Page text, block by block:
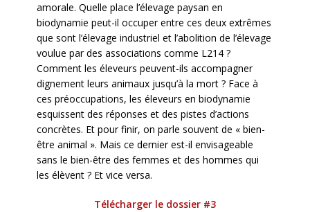
amorale. Quelle place l’élevage paysan en
biodynamie peut-il occuper entre ces deux extrêmes
que sont l’élevage industriel et l’abolition de l’élevage
voulue par des associations comme L214 ?
Comment les éleveurs peuvent-ils accompagner
dignement leurs animaux jusqu’à la mort ? Face à
ces préoccupations, les éleveurs en biodynamie
esquissent des réponses et des pistes d’actions
concrètes. Et pour finir, on parle souvent de « bien-
être animal ». Mais ce dernier est-il envisageable
sans le bien-être des femmes et des hommes qui
les élèvent ? Et vice versa.
Télécharger le dossier #3